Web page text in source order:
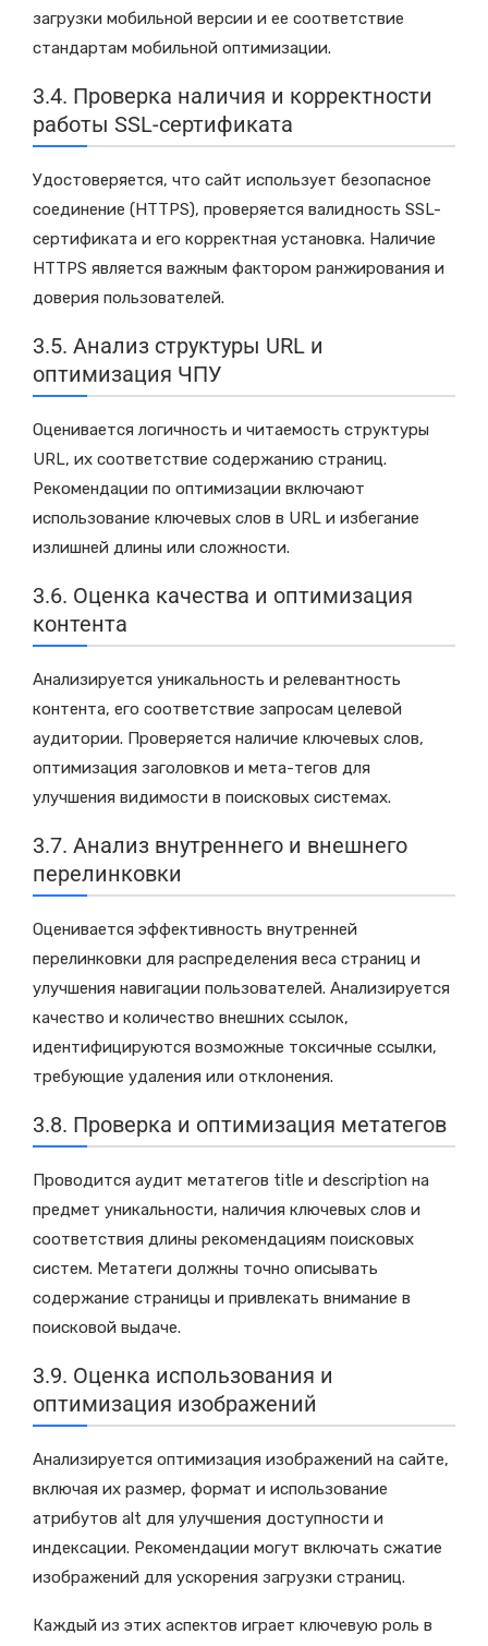
загрузки мобильной версии и ее соответствие
стандартам мобильной оптимизации.
3.4. Проверка наличия и корректности
работы SSL-сертификата
Удостоверяется, что сайт использует безопасное
соединение (HTTPS), проверяется валидность SSL-
сертификата и его корректная установка. Наличие
HTTPS является важным фактором ранжирования и
доверия пользователей.
3.5. Анализ структуры URL и
оптимизация ЧПУ
Оценивается логичность и читаемость структуры
URL, их соответствие содержанию страниц.
Рекомендации по оптимизации включают
использование ключевых слов в URL и избегание
излишней длины или сложности.
3.6. Оценка качества и оптимизация
контента
Анализируется уникальность и релевантность
контента, его соответствие запросам целевой
аудитории. Проверяется наличие ключевых слов,
оптимизация заголовков и мета-тегов для
улучшения видимости в поисковых системах.
3.7. Анализ внутреннего и внешнего
перелинковки
Оценивается эффективность внутренней
перелинковки для распределения веса страниц и
улучшения навигации пользователей. Анализируется
качество и количество внешних ссылок,
идентифицируются возможные токсичные ссылки,
требующие удаления или отклонения.
3.8. Проверка и оптимизация метатегов
Проводится аудит метатегов title и description на
предмет уникальности, наличия ключевых слов и
соответствия длины рекомендациям поисковых
систем. Метатеги должны точно описывать
содержание страницы и привлекать внимание в
поисковой выдаче.
3.9. Оценка использования и
оптимизация изображений
Анализируется оптимизация изображений на сайте,
включая их размер, формат и использование
атрибутов alt для улучшения доступности и
индексации. Рекомендации могут включать сжатие
изображений для ускорения загрузки страниц.
Каждый из этих аспектов играет ключевую роль в